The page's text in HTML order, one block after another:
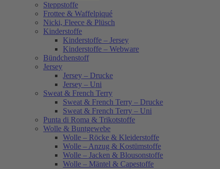
Steppstoffe
Frottee & Waffelpiqué
Nicki, Fleece & Plüsch
Kinderstoffe
Kinderstoffe – Jersey
Kinderstoffe – Webware
Bündchenstoff
Jersey
Jersey – Drucke
Jersey – Uni
Sweat & French Terry
Sweat & French Terry – Drucke
Sweat & French Terry – Uni
Punta di Roma & Trikotstoffe
Wolle & Buntgewebe
Wolle – Röcke & Kleiderstoffe
Wolle – Anzug & Kostümstoffe
Wolle – Jacken & Blousonstoffe
Wolle – Mäntel & Capestoffe